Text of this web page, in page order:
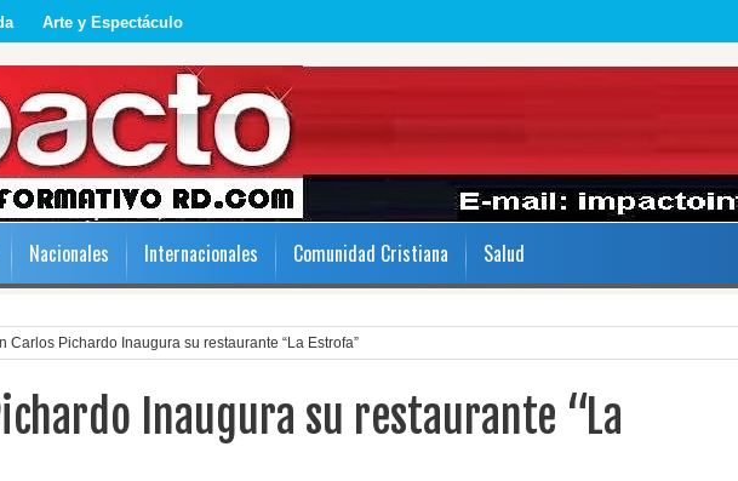
Arte y Espectáculo
Nacionales Internacionales Comunidad Cristiana Salud
Carlos Pichardo Inaugura su restaurante “La Estrofa”
Inaugura su restaurante “La